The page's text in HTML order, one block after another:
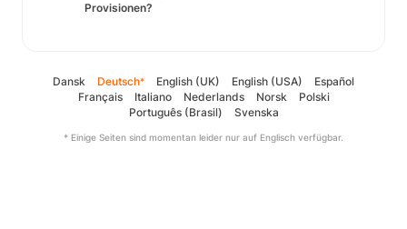
Provisionen?
Dansk Deutsch* English (UK) English (USA)
Español
Français
Italiano Nederlands Norsk
Polski
Português (Brasil)
Svenska
* Einige Seiten sind momentan leider nur auf Englisch verfügbar.